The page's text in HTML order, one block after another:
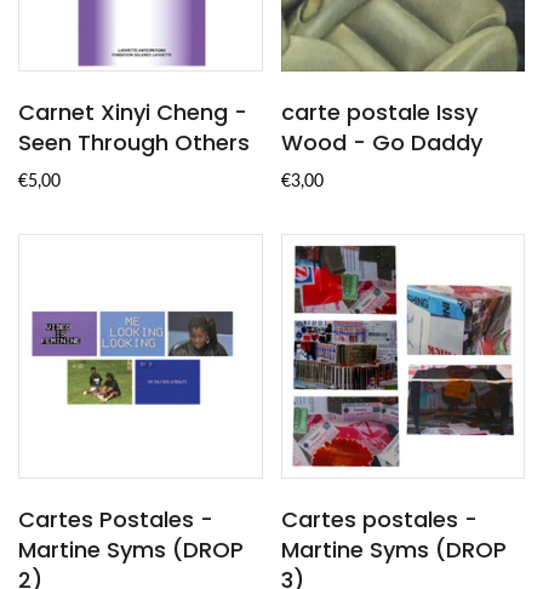
Carnet Xinyi Cheng -
Seen Through Others
€5,00
carte postale Issy
Wood - Go Daddy
€3,00
Cartes Postales -
Martine Syms (DROP
2)
Cartes postales -
Martine Syms (DROP
3)